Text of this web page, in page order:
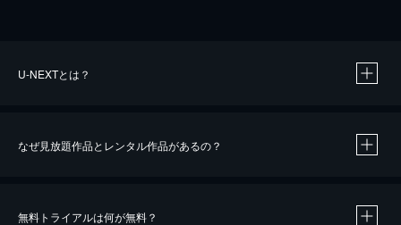
U-NEXTとは？
なぜ見放題作品とレンタル作品があるの？
無料トライアルは何が無料？